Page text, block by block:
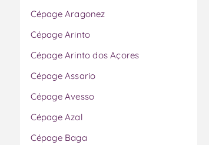
Cépage Aragonez
Cépage Arinto
Cépage Arinto dos Açores
Cépage Assario
Cépage Avesso
Cépage Azal
Cépage Baga